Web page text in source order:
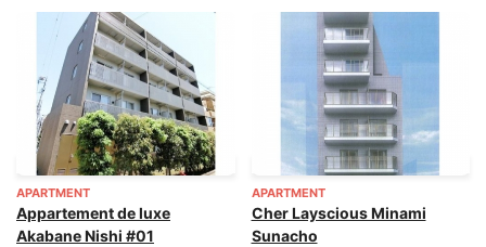
APARTMENT
Appartement de luxe
Akabane Nishi #01
APARTMENT
Cher Layscious Minami
Sunacho